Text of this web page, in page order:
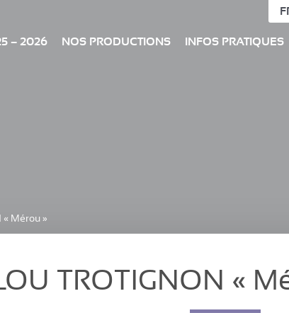
– 2026 NOS PRODUCTIONS INFOS PRATIQUES
« Mérou »
TROTIGNON «